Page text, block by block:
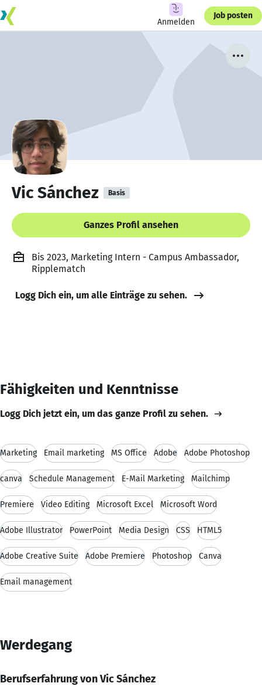
Anmelden
Job posten
Vic Sánchez Basis
Ganzes Profil ansehen
Bis 2023, Marketing Intern - Campus Ambassador,
Ripplematch
Logg Dich ein, um alle Einträge zu sehen.
Fähigkeiten und Kenntnisse
Logg Dich jetzt ein, um das ganze Profil zu sehen.
Marketing Email marketing MS Office Adobe Adobe Photoshop
canva Schedule Management E-Mail Marketing Mailchimp
Premiere Video Editing Microsoft Excel Microsoft Word
Adobe Illustrator PowerPoint Media Design CSS HTML5
Adobe Creative Suite Adobe Premiere Photoshop Canva
Email management
Werdegang
Berufserfahrung von Vic Sánchez